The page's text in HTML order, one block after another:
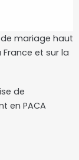
mariage haut
et sur la
de
en PACA